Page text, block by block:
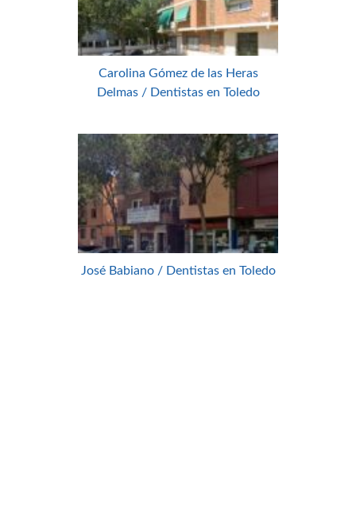
Carolina Gómez de las Heras
Delmas / Dentistas en Toledo
José Babiano / Dentistas en Toledo